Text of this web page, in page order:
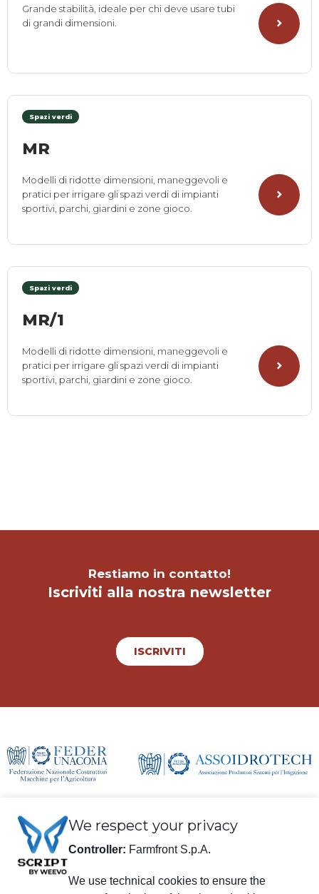
Grande stabilità, ideale per chi deve usare tubi
di grandi dimensioni.
Spazi verdi
MR
Modelli di ridotte dimensioni, maneggevoli e
pratici per irrigare gli spazi verdi di impianti
sportivi, parchi, giardini e zone gioco.
Spazi verdi
MR/1
Modelli di ridotte dimensioni, maneggevoli e
pratici per irrigare gli spazi verdi di impianti
sportivi, parchi, giardini e zone gioco.
Restiamo in contatto!
Iscriviti alla nostra newsletter
ISCRIVITI
We respect your privacy
Controller: Farmfront S.p.A.
We use technical cookies to ensure the